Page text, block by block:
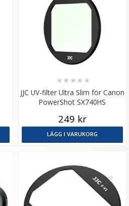
JJC UV-filter Ultra Slim för Canon
PowerShot SX740HS
★★ ★★ ★
249 kr
LÄGG I VARUKORG